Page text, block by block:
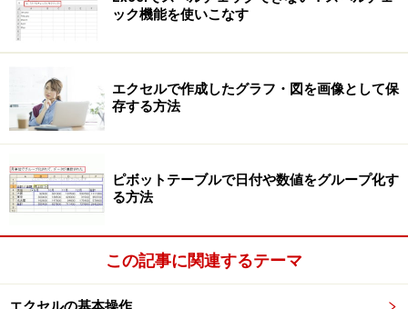
セクションを1つだけ記述した場合は「すべての数値」
に表示書式と判断されます。文字列はそのまま表示され
※記事内容は執筆時点のものです。最新の内容をご確認くださ
※OSやアプリ、ソフトのバージョンによっては画面表示、操作方
法が異なる可能性があります。
ック機能を使いこなす
エクセルで作成したグラフ・図を画像として保
存する方法
ピボットテーブルで日付や数値をグループ化す
る方法
この記事に関連するテーマ